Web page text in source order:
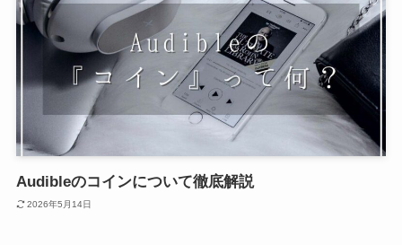
Audibleのコインについて徹底解説
2026年5月14日